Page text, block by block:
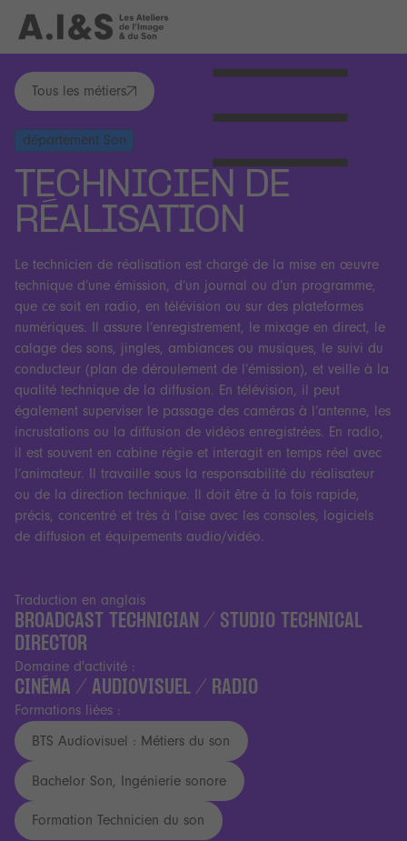
toutes lesacts
Tous les métiers
département Son
TECHNICIEN DE
RÉALISATION
Traduction en anglais
BROADCAST TECHNICIAN / STUDIO TECHNICAL
DIRECTOR
Domaine d'activité :
CINÉMA / AUDIOVISUEL / RADIO
Formations liées :
BTS Audiovisuel : Métiers du son
Bachelor Son, Ingénierie sonore
Formation Technicien du son
Le technicien de réalisation est chargé de la mise en œuvre
technique d’une émission, d’un journal ou d’un programme,
que ce soit en radio, en télévision ou sur des plateformes
numériques. Il assure l’enregistrement, le mixage en direct, le
calage des sons, jingles, ambiances ou musiques, le suivi du
conducteur (plan de déroulement de l’émission), et veille à la
qualité technique de la diffusion. En télévision, il peut
également superviser le passage des caméras à l’antenne, les
incrustations ou la diffusion de vidéos enregistrées. En radio,
il est souvent en cabine régie et interagit en temps réel avec
l’animateur. Il travaille sous la responsabilité du réalisateur
ou de la direction technique. Il doit être à la fois rapide,
précis, concentré et très à l’aise avec les consoles, logiciels
de diffusion et équipements audio/vidéo.